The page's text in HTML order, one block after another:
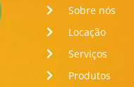
Sobre nós
Locação
Serviços
Produtos